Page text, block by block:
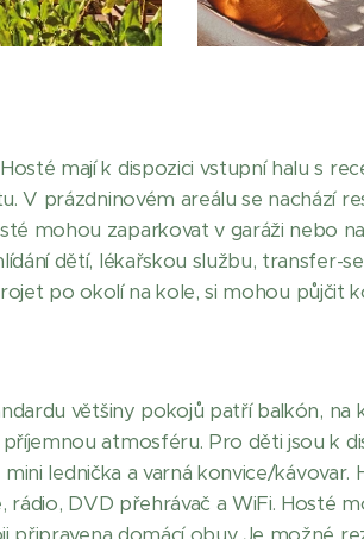
mají k dispozici vstupní halu s
prázdninovém areálu se nachází
mohou zaparkovat v garáži nebo
dětí, lékařskou službu, transfer-
po okolí na kole, si mohou půjčit
většiny pokojů patří balkón,
atmosféru. Pro děti jsou k
lednička a varná konvice/kávovar.
DVD přehrávač a WiFi. Hosté